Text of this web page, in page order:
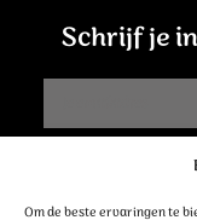
Om de beste ervaringen te
Schrijf je